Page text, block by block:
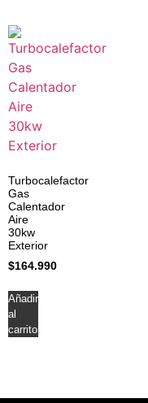
Turbocalefactor
Gas
Calentador
Aire
30kw
Exterior
$164.990
Añadir
al
carrito